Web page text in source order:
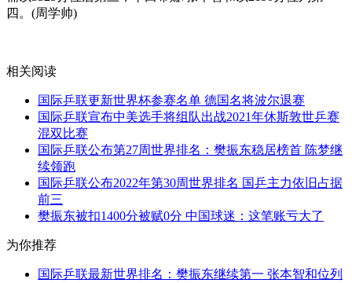
四。(周学帅)
相关阅读
国际乒联更新世界杯参赛名单 德国名将波尔退赛
国际乒联宣布中美选手将组队出战2021年休斯敦世乒赛
混双比赛
国际乒联公布第27周世界排名：樊振东稳居榜首 陈梦继
续领跑
国际乒联公布2022年第30周世界排名 国乒主力依旧占据
前三
樊振东被扣1400分被赋0分 中国球迷：这笔账亏大了
为你推荐
国际乒联最新世界排名：樊振东继续第一 张本智和位列